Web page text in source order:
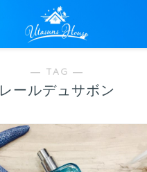
― TAG ―
レールデュサボン